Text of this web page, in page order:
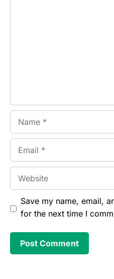
Save my name, email,
for the next time I